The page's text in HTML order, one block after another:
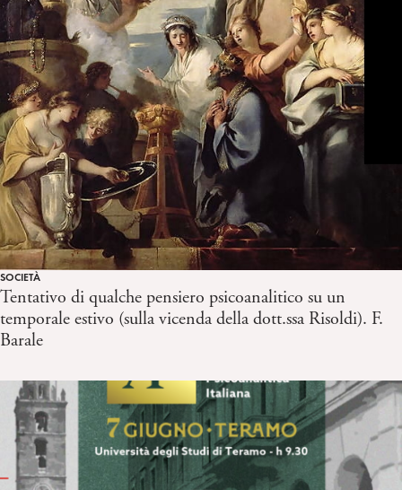
SOCIETÀ
Tentativo di qualche pensiero psicoanalitico su un
temporale estivo (sulla vicenda della dott.ssa Risoldi). F.
Barale